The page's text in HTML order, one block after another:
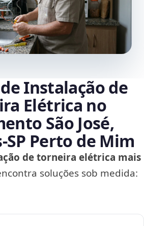
Instalação de
Elétrica no
São José,
Perto de Mim
de torneira elétrica mais
soluções sob medida: